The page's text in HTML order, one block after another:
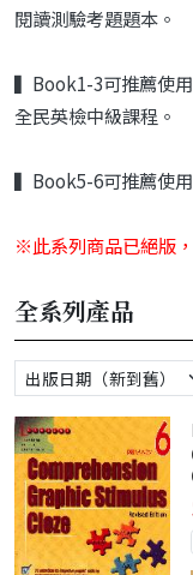
閱讀測驗考題題本。
▍Book1-3可推薦使
全民英檢中級課程。
▍Book5-6可推薦使用
※此系列商品已絕版
全系列產品